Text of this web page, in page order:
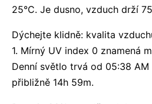
25°C. Je dusno, vzduch drží 75
Dýchejte klidně: kvalita
1. Mírný UV index 0 znamená
Denní světlo trvá od 05:38
přibližně 14h 59m.